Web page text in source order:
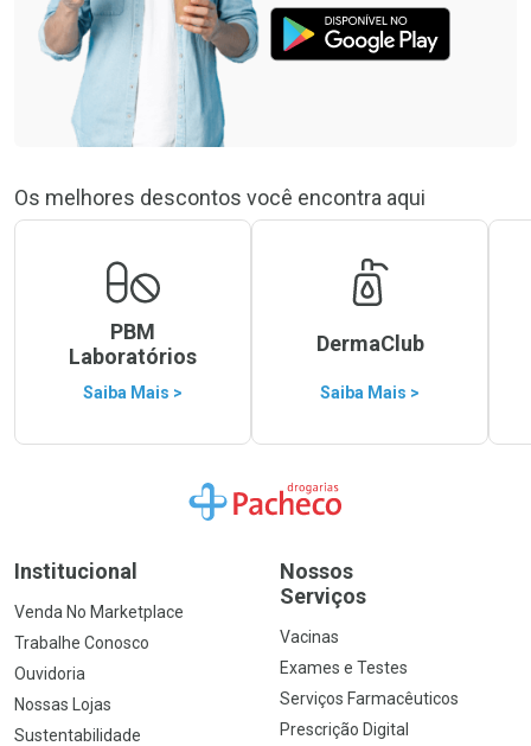
Os melhores descontos você encontra aqui
PBM
Laboratórios
Saiba Mais >
DermaClub
Saiba Mais >
Ir para a Home
Institucional
Venda No Marketplace
Trabalhe Conosco
Ouvidoria
Nossas Lojas
Sustentabilidade
Nossos
Serviços
Vacinas
Exames e Testes
Serviços Farmacêuticos
Prescrição Digital